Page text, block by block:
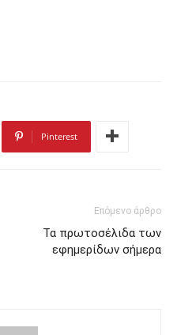
Pinterest
Επόμενο άρθρο
Τα πρωτοσέλιδα των
εφημερίδων σήμερα